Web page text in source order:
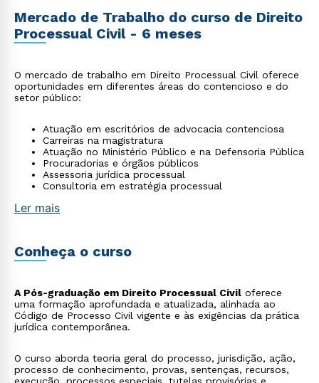
Mercado de Trabalho do curso de Direito
Processual Civil - 6 meses
O mercado de trabalho em Direito Processual Civil oferece
oportunidades em diferentes áreas do contencioso e do
setor público:
Atuação em escritórios de advocacia contenciosa
Carreiras na magistratura
Atuação no Ministério Público e na Defensoria Pública
Procuradorias e órgãos públicos
Assessoria jurídica processual
Consultoria em estratégia processual
Ler mais
Conheça o curso
A Pós-graduação em Direito Processual Civil oferece
uma formação aprofundada e atualizada, alinhada ao
Código de Processo Civil vigente e às exigências da prática
jurídica contemporânea.
O curso aborda teoria geral do processo, jurisdição, ação,
processo de conhecimento, provas, sentenças, recursos,